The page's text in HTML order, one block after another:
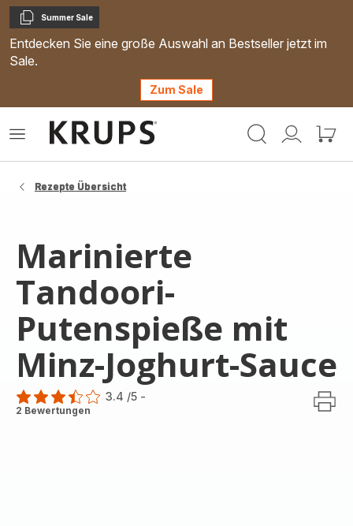
Kopieren
Summer Sale
Entdecken Sie eine große Auswahl an Bestseller jetzt im
Sale.
Zum Sale
Mein
Mein
Das
Rezepte Übersicht
Marinierte
Tandoori-
Putenspieße mit
Minz-Joghurt-Sauce
ratings.3.4
3.4 /5 -
2 Bewertungen